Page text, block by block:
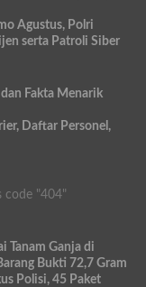
Agustus, Polri
serta Patroli Siber
Fakta Menarik
Daftar Personel,
code "404"
Tanam Ganja di
Bukti 72,7 Gram
Polisi, 45 Paket